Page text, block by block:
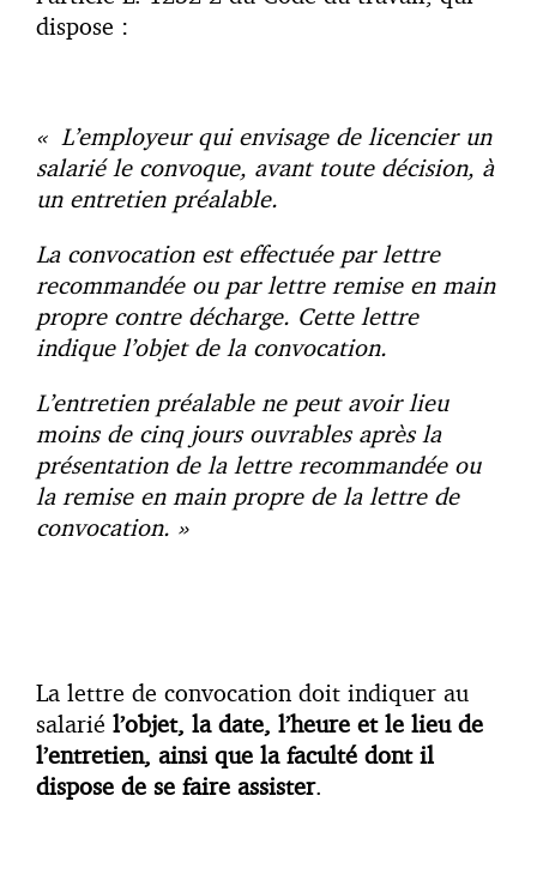
dispose :
« L’employeur qui envisage de licencier un
salarié le convoque, avant toute décision, à
un entretien préalable.
La convocation est effectuée par lettre
recommandée ou par lettre remise en main
propre contre décharge. Cette lettre
indique l’objet de la convocation.
L’entretien préalable ne peut avoir lieu
moins de cinq jours ouvrables après la
présentation de la lettre recommandée ou
la remise en main propre de la lettre de
convocation. »
La lettre de convocation doit indiquer au
salarié l’objet, la date, l’heure et le lieu de
l’entretien, ainsi que la faculté dont il
dispose de se faire assister.